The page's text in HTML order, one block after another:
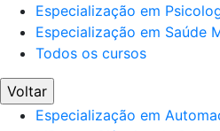
Especialização em
Especialização em Saúde
Todos os cursos
Voltar
Especialização em